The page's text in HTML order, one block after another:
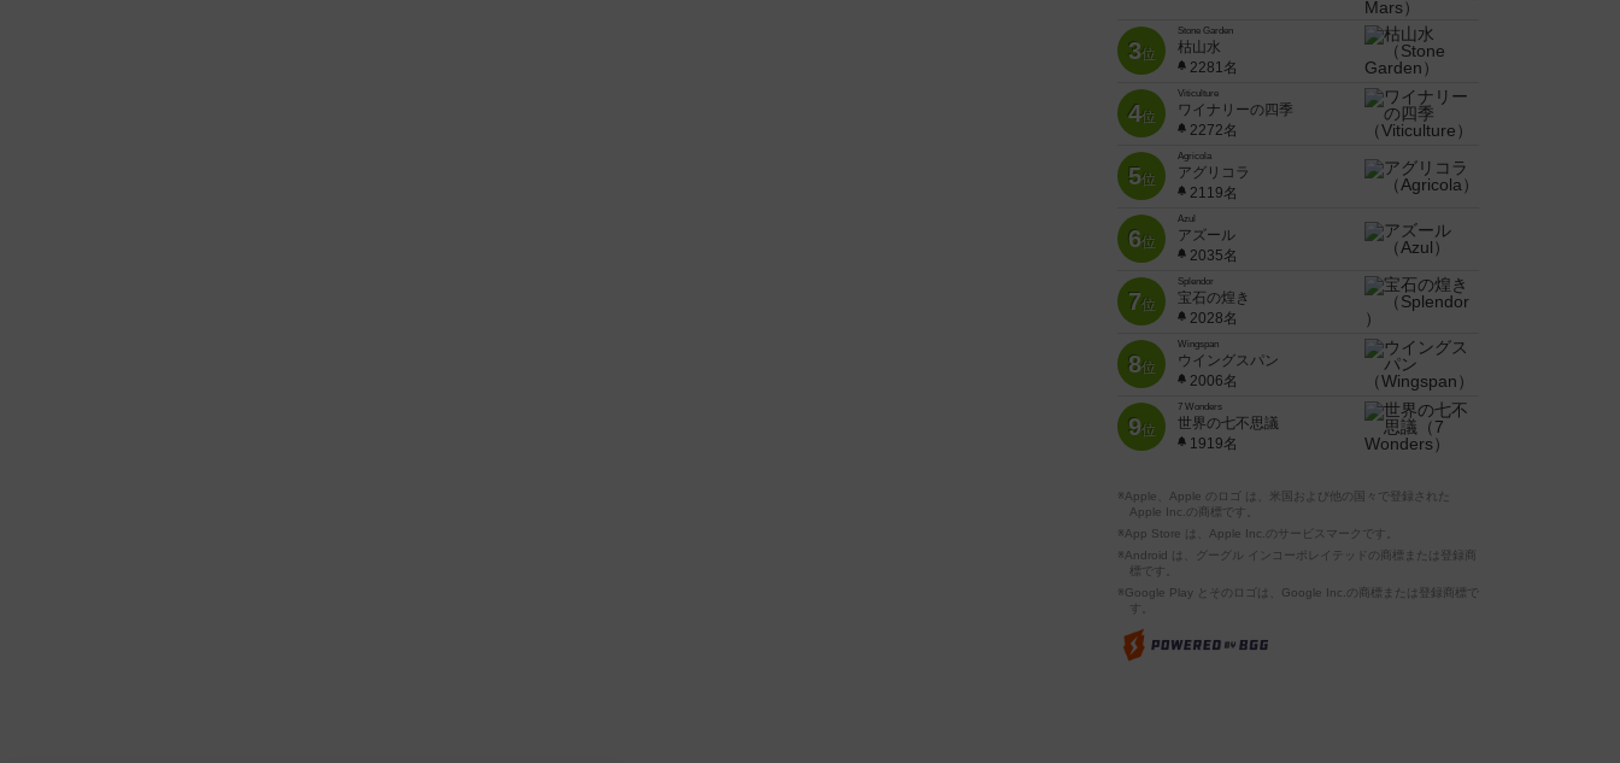
3位
Stone Garden
枯山水
2281名
4位
Viticulture
ワイナリーの四季
2272名
5位
Agricola
アグリコラ
2119名
6位
Azul
アズール
2035名
7位
Splendor
宝石の煌き
2028名
8位
Wingspan
ウイングスパン
2006名
9位
7 Wonders
世界の七不思議
1919名
※Apple、Apple のロゴ は、米国および他の国々で登録された
Apple Inc.の商標です。
※App Store は、Apple Inc.のサービスマークです。
※Android は、グーグル インコーポレイテッドの商標または登録商
標です。
※Google Play とそのロゴは、Google Inc.の商標または登録商標で
す。